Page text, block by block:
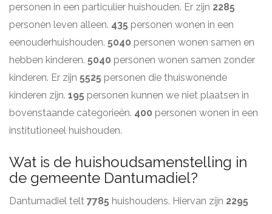
personen in een particulier huishouden. Er zijn 2285
personen leven alleen. 435 personen wonen in een
eenouderhuishouden. 5040 personen wonen samen en
hebben kinderen. 5040 personen wonen samen zonder
kinderen. Er zijn 5525 personen die thuiswonende
kinderen zijn. 195 personen kunnen we niet plaatsen in
bovenstaande categorieën. 400 personen wonen in een
institutioneel huishouden.
Wat is de huishoudsamenstelling in
de gemeente Dantumadiel?
Dantumadiel telt 7785 huishoudens. Hiervan zijn 2295